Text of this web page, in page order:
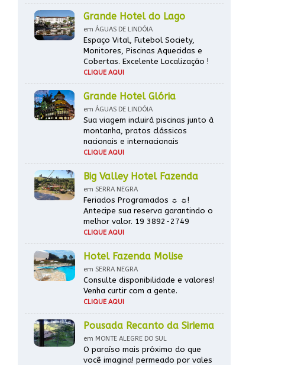
Grande Hotel do Lago
em ÁGUAS DE LINDÓIA
Espaço Vital, Futebol Society,
Monitores, Piscinas Aquecidas e
Cobertas. Excelente Localização !
CLIQUE AQUI
Grande Hotel Glória
em ÁGUAS DE LINDÓIA
Sua viagem incluirá piscinas junto à
montanha, pratos clássicos
nacionais e internacionais
CLIQUE AQUI
Big Valley Hotel Fazenda
em SERRA NEGRA
Feriados Programados ☼ ☼!
Antecipe sua reserva garantindo o
melhor valor. 19 3892-2749
CLIQUE AQUI
Hotel Fazenda Molise
em SERRA NEGRA
Consulte disponibilidade e valores!
Venha curtir com a gente.
CLIQUE AQUI
Pousada Recanto da Siriema
em MONTE ALEGRE DO SUL
O paraíso mais próximo do que
você imagina! permeado por vales